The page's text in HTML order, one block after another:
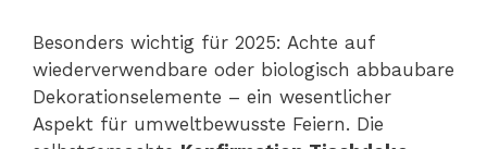
Besonders wichtig für 2025: Achte auf
wiederverwendbare oder biologisch abbaubare
Dekorationselemente – ein wesentlicher
Aspekt für umweltbewusste Feiern. Die